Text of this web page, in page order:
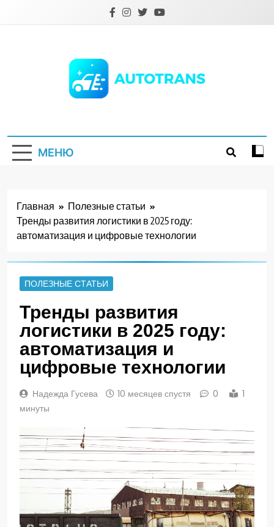
МЕНЮ
Главная
Полезные статьи
Тренды развития логистики в 2025 году:
автоматизация и цифровые технологии
ПОЛЕЗНЫЕ СТАТЬИ
Тренды развития
логистики в 2025 году:
автоматизация и
цифровые технологии
Надежда Гусева 10 месяцев спустя 0
1
минуты